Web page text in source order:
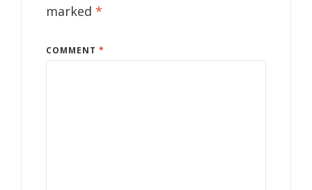
marked *
COMMENT *